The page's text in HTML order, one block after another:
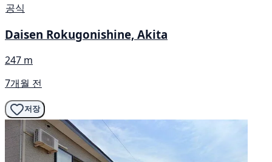
공식
Daisen Rokugonishine, Akita
247 m
7개월 전
저장